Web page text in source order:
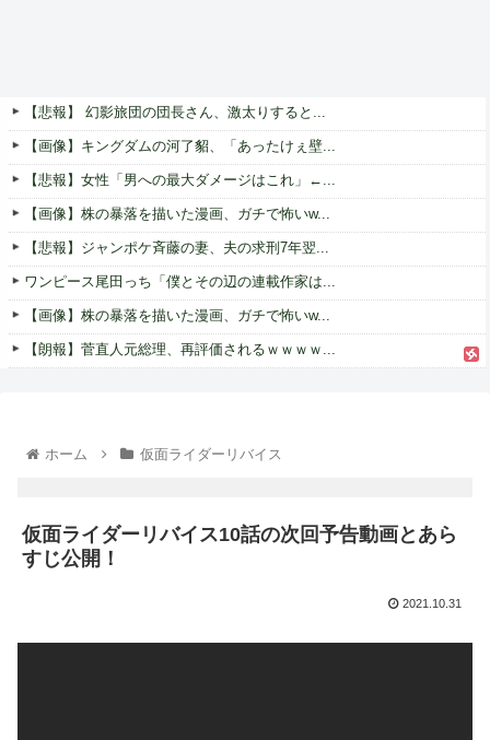
【悲報】 幻影旅団の団長さん、激太りすると...
【画像】キングダムの河了貂、「あったけぇ壁...
【悲報】女性「男への最大ダメージはこれ」←...
【画像】株の暴落を描いた漫画、ガチで怖いw...
【悲報】ジャンポケ斉藤の妻、夫の求刑7年翌...
ワンピース尾田っち「僕とその辺の連載作家は...
【画像】株の暴落を描いた漫画、ガチで怖いw...
【朗報】菅直人元総理、再評価されるｗｗｗｗ...
ホーム 仮面ライダーリバイス
仮面ライダーリバイス10話の次回予告動画とあら
すじ公開！
2021.10.31